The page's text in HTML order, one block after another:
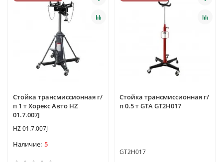
Стойка трансмиссионная г/
п 1 т Хорекс Авто HZ
01.7.007J
HZ 01.7.007J
5
Стойка трансмиссионная г/
п 0.5 т GTA GT2H017
GT2H017